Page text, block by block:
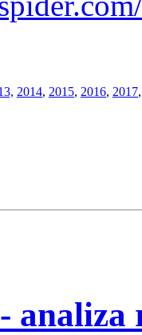
2014, 2015, 2016, 2017
analiza